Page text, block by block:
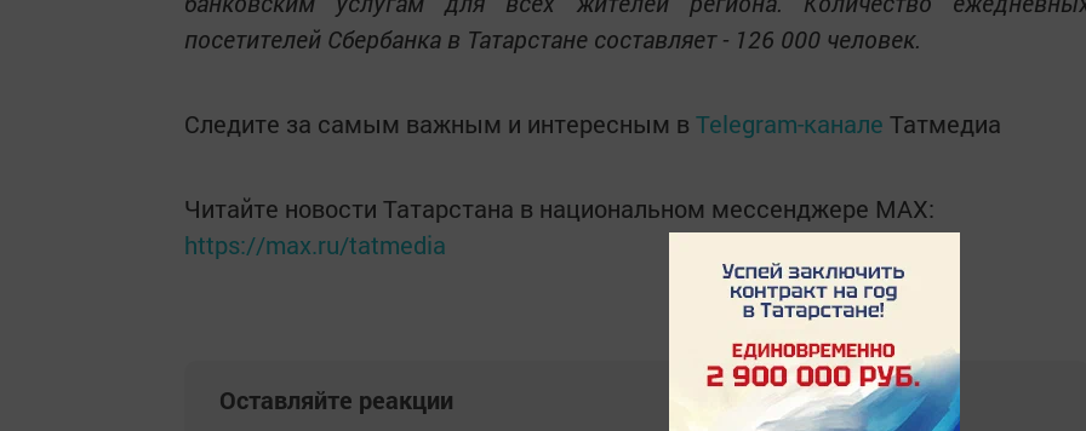
посетителей Сбербанка в Татарстане составляет - 126 000 человек.
Следите за самым важным и интересным в Telegram-канале Татмедиа
Читайте новости Татарстана в национальном мессенджере MАХ:
https://max.ru/tatmedia
Оставляйте реакции